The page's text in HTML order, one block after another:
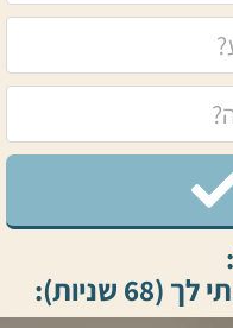
שניות):